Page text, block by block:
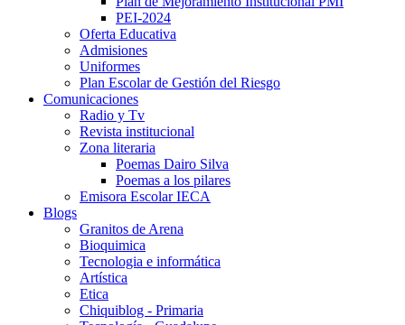
PEI-2024
Oferta Educativa
Admisiones
Uniformes
Plan Escolar de Gestión del Riesgo
Comunicaciones
Radio y Tv
Revista institucional
Zona literaria
Poemas Dairo Silva
Poemas a los pilares
Emisora Escolar IECA
Blogs
Granitos de Arena
Bioquimica
Tecnologia e informática
Artística
Etica
Chiquiblog - Primaria